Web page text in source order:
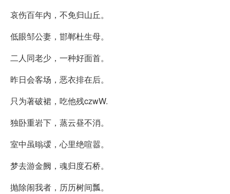
哀伤百年内，不免归山丘。
低眼邹公妻，邯郸杜生母。
二人同老少，一种好面首。
昨日会客场，恶衣排在后。
只为著破裙，吃他残czwW.
独卧重岩下，蒸云昼不消。
室中虽暡叆，心里绝喧嚣。
梦去游金阙，魂归度石桥。
抛除闹我者，历历树间瓢。